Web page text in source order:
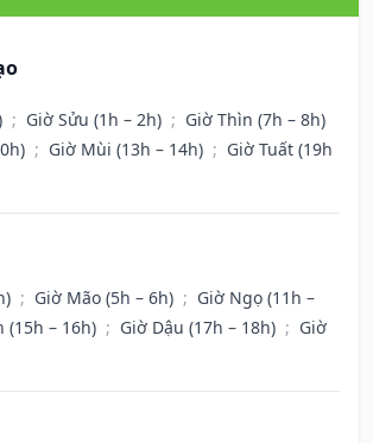
; Giờ Sửu (1h – 2h) ; Giờ Thìn (7h – 8h)
; Giờ Mùi (13h – 14h) ; Giờ Tuất (19h
; Giờ Mão (5h – 6h) ; Giờ Ngọ (11h –
(15h – 16h) ; Giờ Dậu (17h – 18h) ; Giờ